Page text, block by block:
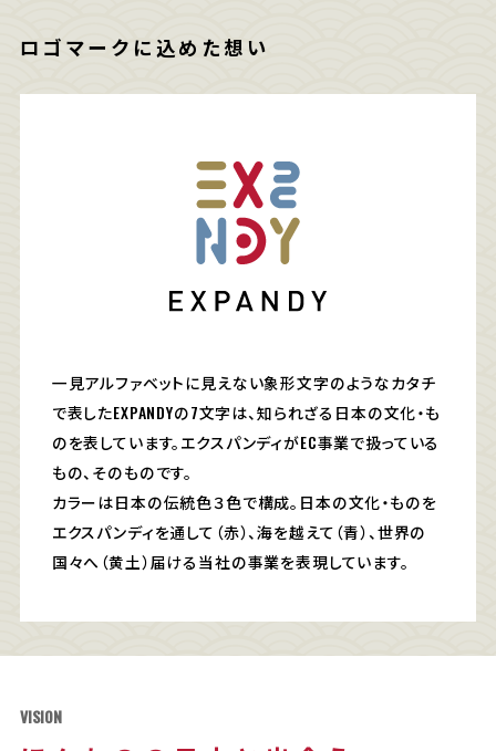
ロゴマークに込めた想い
一見アルファベットに見えない象形文字のようなカタチ
で表したEXPANDYの7文字は、知られざる日本の文化・も
のを表しています。エクスパンディがEC事業で扱っている
もの、そのものです。
カラーは日本の伝統色３色で構成。日本の文化・ものを
エクスパンディを通して（赤）、海を越えて（青）、世界の
国々へ（黄土）届ける当社の事業を表現しています。
VISION